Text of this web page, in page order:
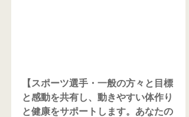
【スポーツ選手・一般の方々と目標
と感動を共有し、動きやすい体作り
と健康をサポートします。あなたの